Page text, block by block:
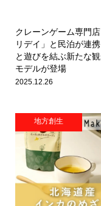
クレーンゲーム専門
リデイ」と民泊が連
と遊びを結ぶ新たな
モデルが登場
2025.12.26
地方創生